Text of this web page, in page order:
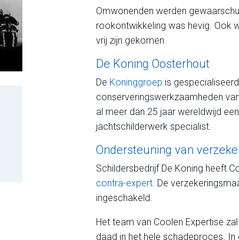
Omwonenden werden
rookontwikkeling was hevig. Ook
vrij zijn gekomen.
De Koning Oosterhout
De Koninggroep is
conserveringswerkzaamheden
al meer dan 25 jaar wereldwijd
jachtschilderwerk specialist.
Ondersteuning van
Schildersbedrijf De Koning heeft
contra-expert. De
ingeschakeld.
Het team van Coolen Expertise
daad in het hele schadeproces.